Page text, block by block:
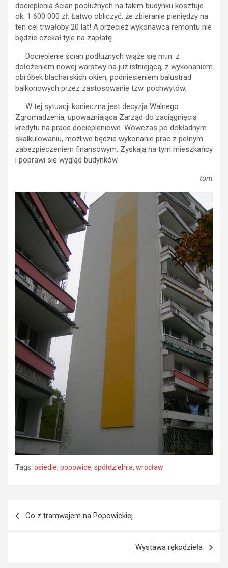
docieplenia ścian podłużnych na takim budynku kosztuje
ok. 1 600 000 zł. Łatwo obliczyć, że zbieranie pieniędzy na
ten cel trwałoby 20 lat! A przecież wykonawca remontu nie
będzie czekał tyle na zapłatę.
Docieplenie ścian podłużnych wiąże się m.in. z
dołożeniem nowej warstwy na już istniejącą, z wykonaniem
obróbek blacharskich okien, podniesieniem balustrad
balkonowych przez zastosowanie tzw. pochwytów.
W tej sytuacji konieczna jest decyzja Walnego
Zgromadzenia, upoważniająca Zarząd do zaciągnięcia
kredytu na prace dociepleniowe. Wówczas po dokładnym
skalkulowaniu, możliwe będzie wykonanie prac z pełnym
zabezpieczeniem finansowym. Zyskają na tym mieszkańcy
i poprawi się wygląd budynków.
tom
Tags: osiedle, popowice, spółdzielnia, wrocław
Co z tramwajem na Popowickiej
Wystawa rękodzieła